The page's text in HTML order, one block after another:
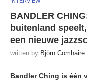
BANDLER
buitenland
een nieuwe
written by Björn Comhaire
Bandler Ching is één